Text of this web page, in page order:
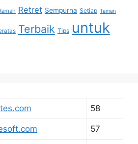
Retret Sempurna Setiap Taman
Terbaik Tips untuk
58
57